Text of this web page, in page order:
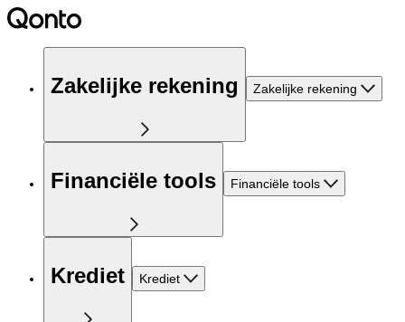
Zakelijke rekening Zakelijke rekening
Financiële tools Financiële tools
Krediet Krediet